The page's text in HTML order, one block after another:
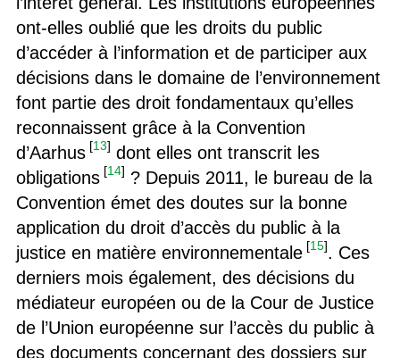
ont-elles oublié que les droits du public
d’accéder à l’information et de participer aux
décisions dans le domaine de l’environnement
font partie des droit fondamentaux qu’elles
reconnaissent grâce à la Convention
d’Aarhus [13] dont elles ont transcrit les
obligations [14] ? Depuis 2011, le bureau de la
Convention émet des doutes sur la bonne
application du droit d’accès du public à la
justice en matière environnementale [15]. Ces
derniers mois également, des décisions du
médiateur européen ou de la Cour de Justice
de l’Union européenne sur l’accès du public à
des documents concernant des dossiers sur